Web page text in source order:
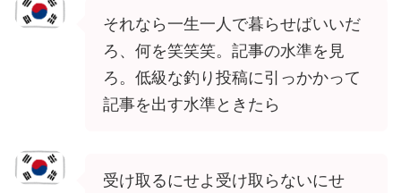
それなら一生一人で暮らせばいいだ
ろ、何を笑笑笑。記事の水準を見
ろ。低級な釣り投稿に引っかかって
記事を出す水準ときたら
受け取るにせよ受け取らないにせ